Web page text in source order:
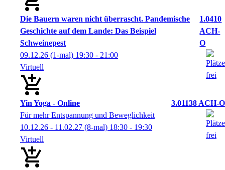
Die Bauern waren nicht überrascht. Pandemische
Geschichte auf dem Lande: Das Beispiel
Schweinepest
1.0410
ACH-
O
09.12.26 (1-mal) 19:30 - 21:00
Virtuell
Yin Yoga - Online
3.01138 ACH-O
Für mehr Entspannung und Beweglichkeit
10.12.26 - 11.02.27 (8-mal) 18:30 - 19:30
Virtuell